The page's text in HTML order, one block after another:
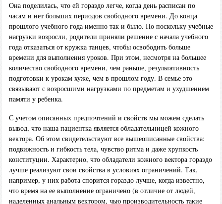
Она поделилась, что ей гораздо легче, когда день расписан по
часам и нет больших периодов свободного времени. До конца
прошлого учебного года именно так и было. Но поскольку учебные
нагрузки возросли, родители приняли решение с начала учебного
года отказаться от кружка танцев, чтобы освободить больше
времени для выполнения уроков. При этом, несмотря на большее
количество свободного времени, чем раньше, результативность
подготовки к урокам хуже, чем в прошлом году. В семье это
связывают с возросшими нагрузками по предметам и ухудшением
памяти у ребенка.
С учетом описанных предпочтений и свойств мы можем сделать
вывод, что наша пациентка является обладательницей кожного
вектора. Об этом свидетельствуют все вышеописанные свойства:
подвижность и гибкость тела, чувство ритма и даже хрупкость
конституции. Характерно, что обладатели кожного вектора гораздо
лучше реализуют свои свойства в условиях ограничений. Так,
например, у них работа спорится гораздо лучше, когда известно,
что время на ее выполнение ограничено (в отличие от людей,
наделенных анальным вектором, чью производительность такие